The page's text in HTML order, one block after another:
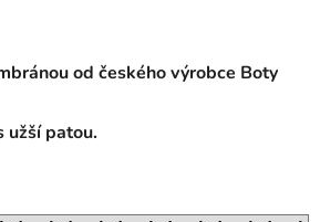
od českého výrobce Boty
užší patou.